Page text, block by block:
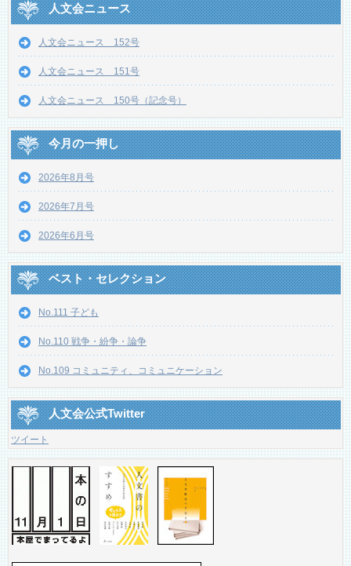
人文会ニュース
人文会ニュース 152号
人文会ニュース 151号
人文会ニュース 150号（記念号）
今月の一押し
2026年8月号
2026年7月号
2026年6月号
ベスト・セレクション
No.111 子ども
No.110 戦争・紛争・論争
No.109 コミュニティ、コミュニケーション
人文会公式Twitter
ツイート